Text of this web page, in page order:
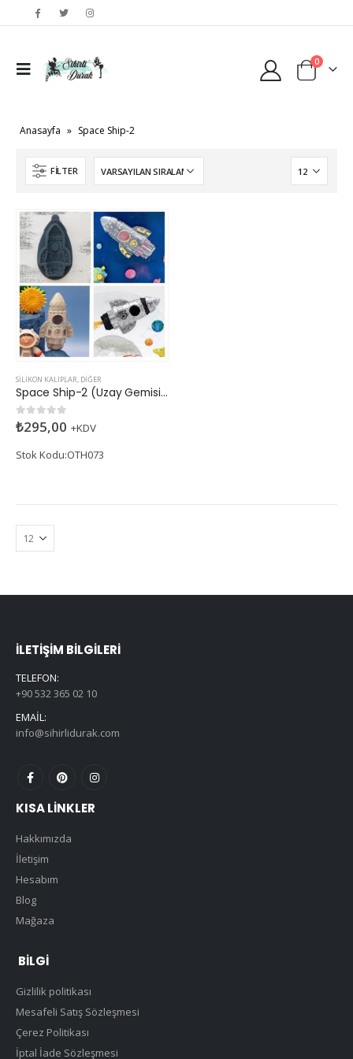
0
Anasayfa » Space Ship-2
FILTER
SILIKON KALIPLAR, DIĞER
Space Ship-2 (Uzay Gemisi) Silikon Kalıp
05 üzerinden
₺295,00 +KDV
Stok Kodu:OTH073
İLETIŞIM BILGILERI
TELEFON:
+90 532 365 02 10
EMAIL:
info@sihirlidurak.com
KISA LINKLER
Hakkımızda
İletişim
Hesabım
Blog
Mağaza
BILGI
Gizlilik politikası
Mesafeli Satış Sözleşmesi
Çerez Politikası
İptal İade Sözleşmesi